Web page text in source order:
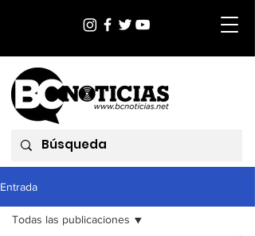
Entrada
Todas las publicaciones